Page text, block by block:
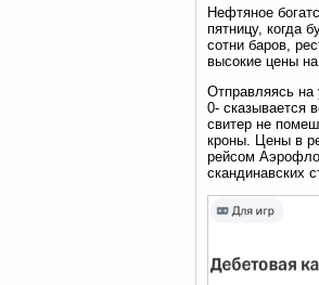
Нефтяное
пятницу, когда
сотни баров,
высокие цены
Отправляясь
0- сказывается
свитер не
кроны. Цены в
рейсом
скандинавских